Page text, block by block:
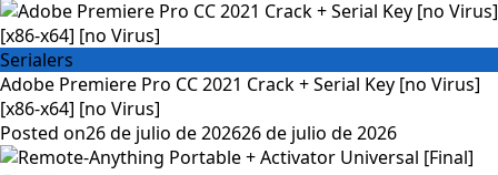
Serialers
Adobe Premiere Pro CC 2021 Crack + Serial Key [no Virus]
[x86-x64] [no Virus]
Posted on26 de julio de 202626 de julio de 2026